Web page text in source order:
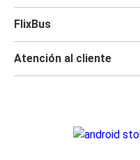
FlixBus
Atención al cliente